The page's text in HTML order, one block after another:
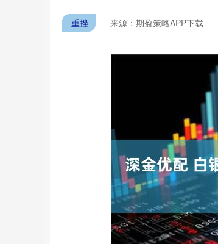
重挫 来源：期盈策略APP下载